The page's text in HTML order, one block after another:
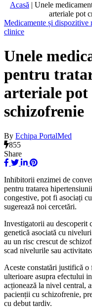
Acasă | Unele
arteriale pot
Medicamente și dispozitive
clinice
Unele
pentru
arteriale pot
schizofrenie
By Echipa PortalMed
855
Share
Inhibitorii enzimei de
pentru tratarea
congestive, pot fi asociați
sugerează noi cercetări.
Investigatorii au descoperit
genetică asociată cu
au un risc crescut de
scad nivelurile sau
Aceste constatări justifică
ulterioare asupra efectului
acționează la nivel central,
pacienții cu schizofrenie,
cu debut tardiv.